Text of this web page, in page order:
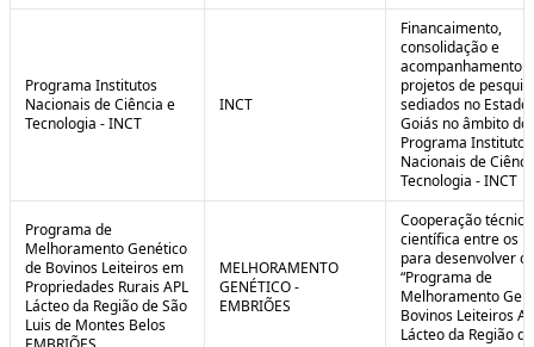
Programa Institutos
Nacionais de Ciência e
Tecnologia - INCT
INCT
Financaimento,
consolidação e
acompanhamento
projetos de
sediados no Estado
Goiás no âmbito do
Programa Institutos
Nacionais de
Tecnologia - INCT
Programa de
Melhoramento Genético
de Bovinos Leiteiros em
Propriedades Rurais APL
Lácteo da Região de São
Luis de Montes Belos
MELHORAMENTO
GENÉTICO -
EMBRIÕES
Cooperação
científica entre os
para desenvolver o
“Programa de
Melhoramento
Bovinos Leiteiros
Lácteo da Região